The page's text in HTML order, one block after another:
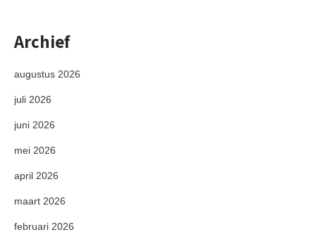
Archief
augustus 2026
juli 2026
juni 2026
mei 2026
april 2026
maart 2026
februari 2026